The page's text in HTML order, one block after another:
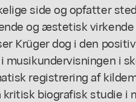
side og opfatter
og æstetisk virkende
Krüger dog i den
musikundervisningen i
registrering af
kritisk biografisk studie i